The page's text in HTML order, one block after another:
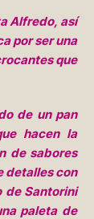
Alfredo, así
por ser una
que
de un pan
hacen la
de sabores
detalles con
de Santorini
paleta de